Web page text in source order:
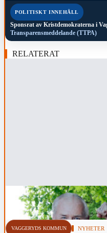
POLITISKT INNEHÅLL
Sponsrat av Kristdemokraterna i
Transparensmeddelande (TTPA)
RELATERAT
VAGGERYDS KOMMUN NYHETER